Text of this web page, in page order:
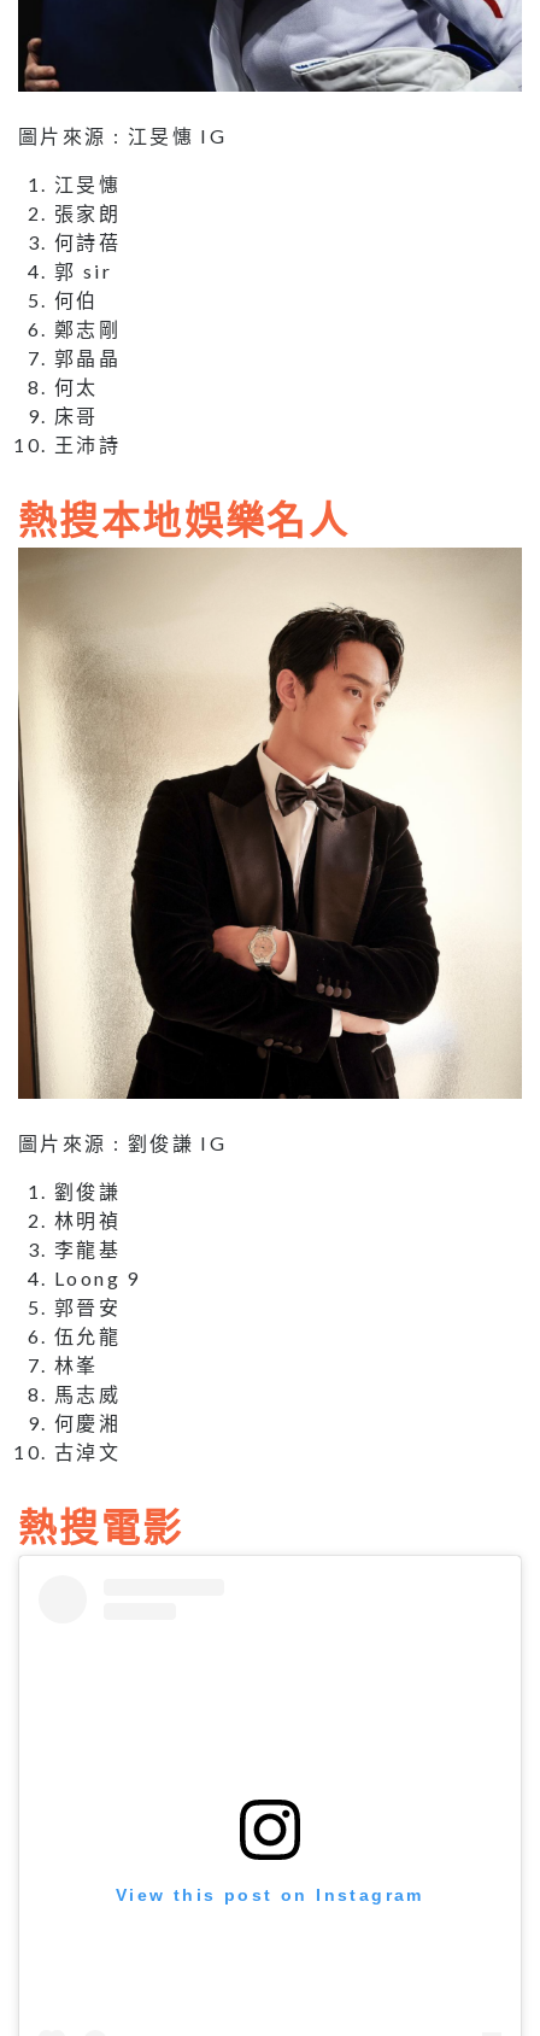
圖片來源 : 江旻憓 IG
江旻憓
張家朗
何詩蓓
郭 sir
何伯
鄭志剛
郭晶晶
何太
床哥
王沛詩
熱搜本地娛樂名人
圖片來源 : 劉俊謙 IG
劉俊謙
林明禎
李龍基
Loong 9
郭晉安
伍允龍
林峯
馬志威
何慶湘
古淖文
熱搜電影
View this post on Instagram